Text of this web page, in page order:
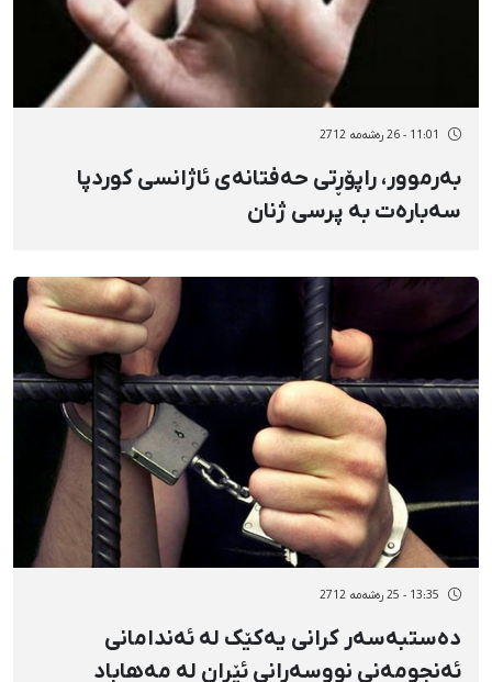
11:01 - 26 رەشەمه 2712
بەرموور، راپۆڕتی حەفتانەی ئاژانسی کوردپا
سەبارەت بە پرسی ژنان
13:35 - 25 رەشەمه 2712
دەستبەسەر کرانی یەکێک لە ئەندامانی
ئەنجومەنی نووسەرانی ئێران لە مەهاباد